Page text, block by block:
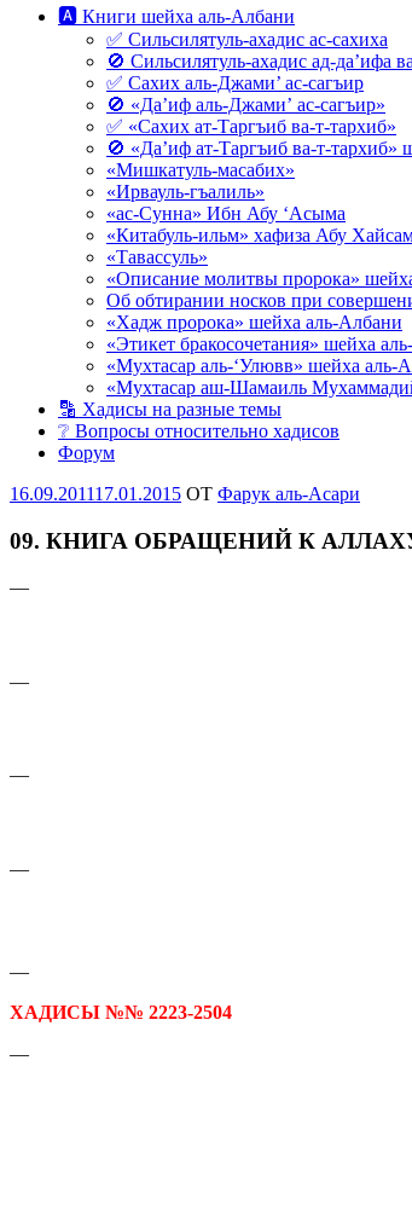
🅰 Книги шейха аль-Албани
✅ Сильсилятуль-ахадис ас-сахиха
🚫 Сильсилятуль-ахадис ад-да’ифа
✅ Сахих аль-Джами’ ас-сагъир
🚫 «Да’иф аль-Джами’ ас-сагъир»
✅ «Сахих ат-Таргъиб ва-т-тархиб»
🚫 «Да’иф ат-Таргъиб ва-т-тархиб»
«Мишкатуль-масабих»
«Ирвауль-гъалиль»
«ас-Сунна» Ибн Абу ‘Асыма
«Китабуль-ильм» хафиза Абу
«Тавассуль»
«Описание молитвы пророка»
Об обтирании носков при
«Хадж пророка» шейха аль-Албани
«Этикет бракосочетания» шейха
«Мухтасар аль-‘Улювв» шейха аль-
«Мухтасар аш-Шамаиль
🔡 Хадисы на разные темы
❔ Вопросы относительно хадисов
Форум
Опубликовано
16.09.201117.01.2015 OT Фарук аль-Асари
09. КНИГА ОБРАЩЕНИЙ К АЛЛАХУ
—
—
—
—
—
ХАДИСЫ №№ 2223-2504
—